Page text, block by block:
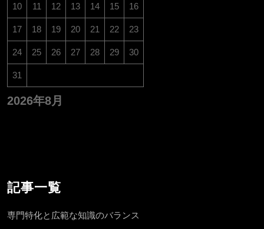
2026年8月
10 11 12 13 14 15 16
17 18 19 20 21 22 23
24 25 26 27 28 29 30
31
記事一覧
専門特化と広範な知識のバランス